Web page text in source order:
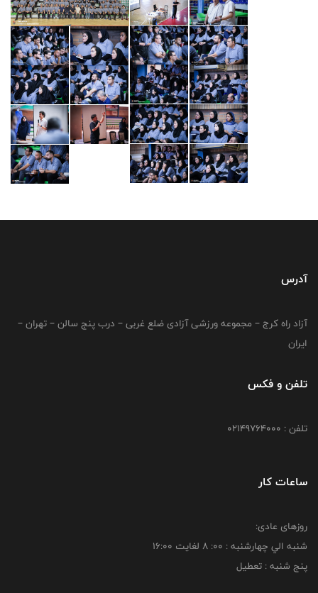
آدرس
آزاد راه کرج – مجموعه ورزشی آزادی ضلع غربی – درب پنج سالن – تهران –
ایران
تلفن و فکس
تلفن : 02149764000
ساعات کار
روزهای عادی:
شنبه الي چهارشنبه : 00: 8 لغايت 16:00
پنج شنبه : تعطیل